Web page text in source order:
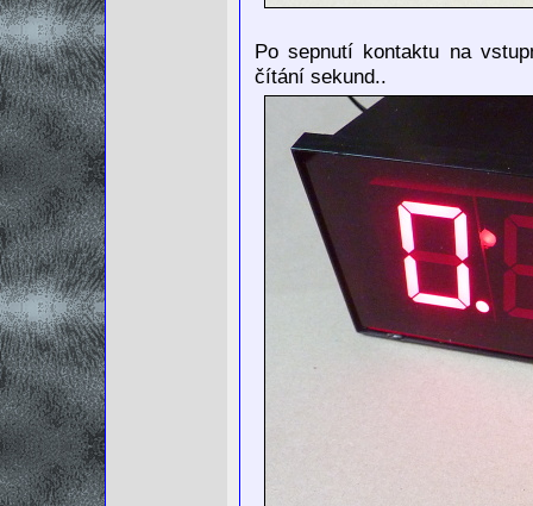
Po sepnutí kontaktu na
čítání sekund..